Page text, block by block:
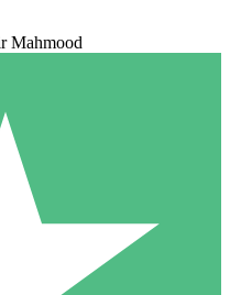
Mahmood